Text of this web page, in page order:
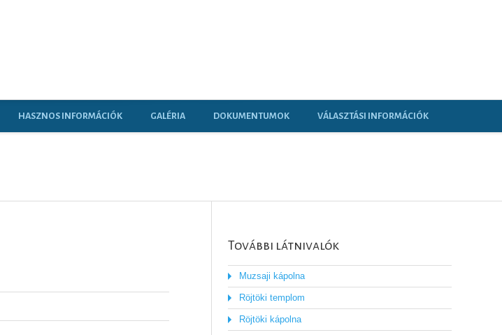
HASZNOS INFORMÁCIÓK GALÉRIA DOKUMENTUMOK VÁLASZTÁSI INFORMÁCIÓK
További látnivalók
Muzsaji kápolna
Röjtöki templom
Röjtöki kápolna